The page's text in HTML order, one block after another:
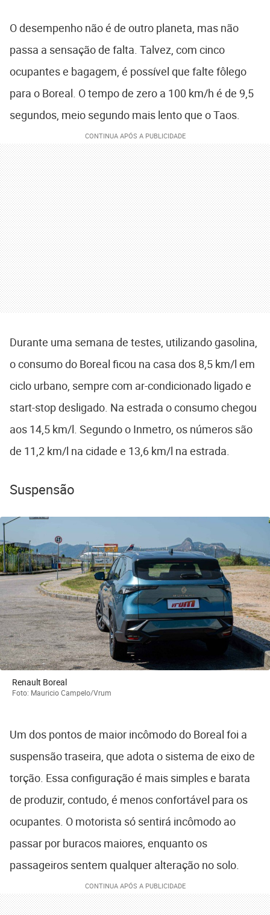
O desempenho não é de outro planeta, mas não
passa a sensação de falta. Talvez, com cinco
ocupantes e bagagem, é possível que falte fôlego
para o Boreal. O tempo de zero a 100 km/h é de 9,5
segundos, meio segundo mais lento que o Taos.
Durante uma semana de testes, utilizando gasolina,
o consumo do Boreal ficou na casa dos 8,5 km/l em
ciclo urbano, sempre com ar-condicionado ligado e
start-stop desligado. Na estrada o consumo chegou
aos 14,5 km/l. Segundo o Inmetro, os números são
de 11,2 km/l na cidade e 13,6 km/l na estrada.
Suspensão
Renault Boreal
Foto: Mauricio Campelo/Vrum
Um dos pontos de maior incômodo do Boreal foi a
suspensão traseira, que adota o sistema de eixo de
torção. Essa configuração é mais simples e barata
de produzir, contudo, é menos confortável para os
ocupantes. O motorista só sentirá incômodo ao
passar por buracos maiores, enquanto os
passageiros sentem qualquer alteração no solo.